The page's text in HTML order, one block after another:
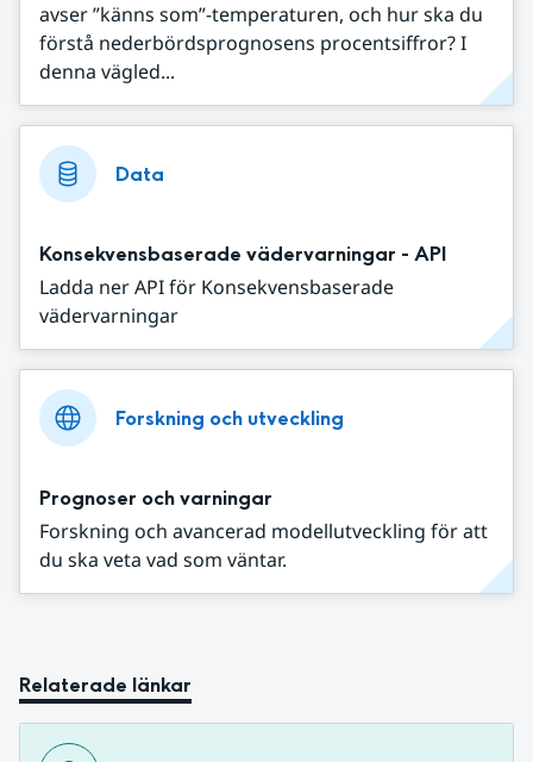
avser ”känns som”-temperaturen, och hur ska du
förstå nederbördsprognosens procentsiffror? I
denna vägled...
Data
Konsekvensbaserade vädervarningar - API
Ladda ner API för Konsekvensbaserade
vädervarningar
Forskning och utveckling
Prognoser och varningar
Forskning och avancerad modellutveckling för att
du ska veta vad som väntar.
Relaterade länkar